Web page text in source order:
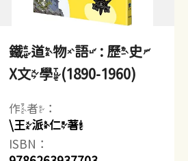
鐵道物語 : 歷史
X文學(1890-1960)
作者：
\王派仁著
ISBN：